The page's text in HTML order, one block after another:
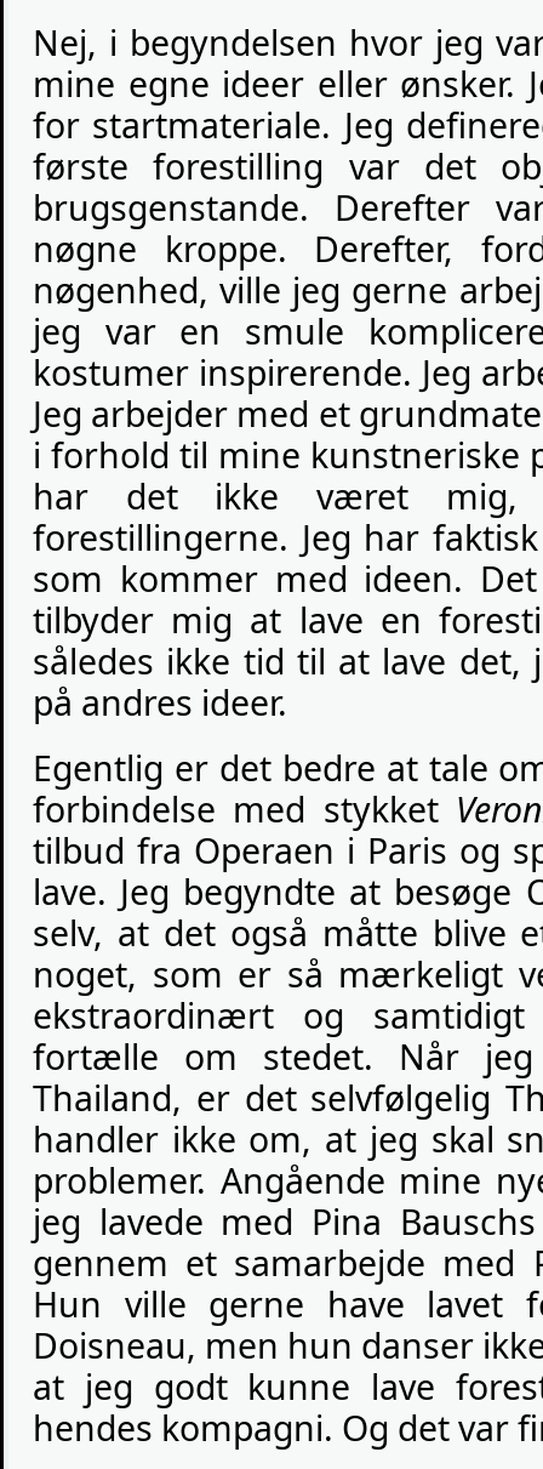
Nej, i begyndelsen hvor jeg
mine egne ideer eller ønsker.
for startmateriale. Jeg
første forestilling var det
brugsgenstande. Derefter
nøgne kroppe. Derefter,
nøgenhed, ville jeg gerne
jeg var en smule
kostumer inspirerende. Jeg
Jeg arbejder med et
i forhold til mine kunstneriske
har det ikke været
forestillingerne. Jeg har
som kommer med ideen.
tilbyder mig at lave en
således ikke tid til at lave det,
på andres ideer.
Egentlig er det bedre at tale
forbindelse med stykket
tilbud fra Operaen i Paris og
lave. Jeg begyndte at besøge
selv, at det også måtte blive
noget, som er så mærkeligt
ekstraordinært og
fortælle om stedet. Når
Thailand, er det selvfølgelig
handler ikke om, at jeg skal
problemer. Angående mine
jeg lavede med Pina
gennem et samarbejde med
Hun ville gerne have lavet
Doisneau, men hun danser
at jeg godt kunne lave
hendes kompagni. Og det var